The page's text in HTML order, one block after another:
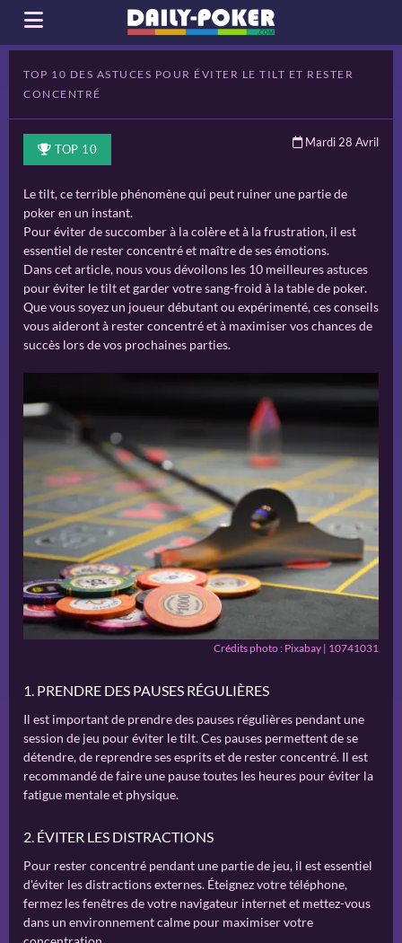
TOP 10 DES ASTUCES POUR ÉVITER LE TILT ET RESTER
CONCENTRÉ
TOP 10 Mardi 28 Avril
Le tilt, ce terrible phénomène qui peut ruiner une partie de
poker en un instant.
Pour éviter de succomber à la colère et à la frustration, il est
essentiel de rester concentré et maître de ses émotions.
Dans cet article, nous vous dévoilons les 10 meilleures astuces
pour éviter le tilt et garder votre sang-froid à la table de poker.
Que vous soyez un joueur débutant ou expérimenté, ces conseils
vous aideront à rester concentré et à maximiser vos chances de
succès lors de vos prochaines parties.
Crédits photo : Pixabay | 10741031
1. PRENDRE DES PAUSES RÉGULIÈRES
Il est important de prendre des pauses régulières pendant une
session de jeu pour éviter le tilt. Ces pauses permettent de se
détendre, de reprendre ses esprits et de rester concentré. Il est
recommandé de faire une pause toutes les heures pour éviter la
fatigue mentale et physique.
2. ÉVITER LES DISTRACTIONS
Pour rester concentré pendant une partie de jeu, il est essentiel
d'éviter les distractions externes. Éteignez votre téléphone,
fermez les fenêtres de votre navigateur internet et mettez-vous
dans un environnement calme pour maximiser votre